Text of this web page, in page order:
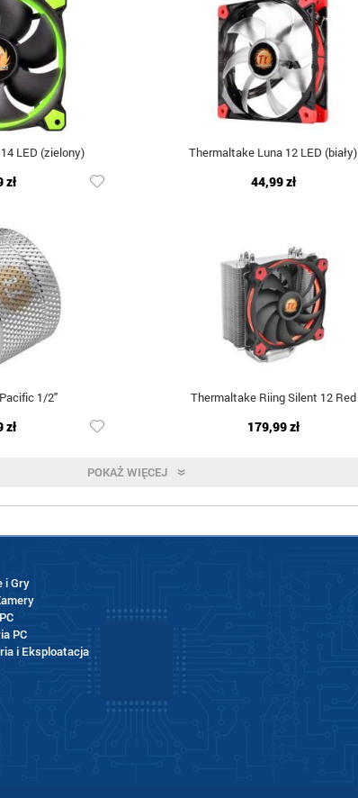
LED (zielony)
zł
Thermaltake Luna 12 LED (biały)
44,99 zł
1/2''
zł
Thermaltake Riing Silent 12 Red
179,99 zł
POKAŻ WIĘCEJ
i Gry
PC
i Eksploatacja